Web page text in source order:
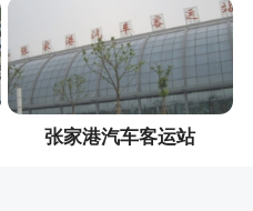
张家港汽车客运站